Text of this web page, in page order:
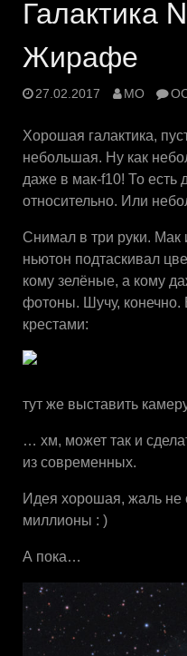
Галактика
Жирафе
27.02.2017 MO
Хорошая галактика,
небольшая. Ну как
даже в мак-f10! То
относительно. Или
Снимал в три руки. Мак
ньютон подтаскивал
кому зелёные, а кому
фотоны. Шучу, конечно.
крестами:
тут же выставить
… хм, может так и
из современных.
Идея хорошая, жаль не
миллионы : )
А пока…